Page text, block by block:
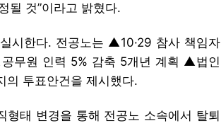
될 것”이라고 밝혔다.
시한다. 전공노는 ▲10·29 참사 책임자
무원 인력 5% 감축 5개년 계획 ▲법인
의 투표안건을 제시했다.
태 변경을 통해 전공노 소속에서 탈퇴